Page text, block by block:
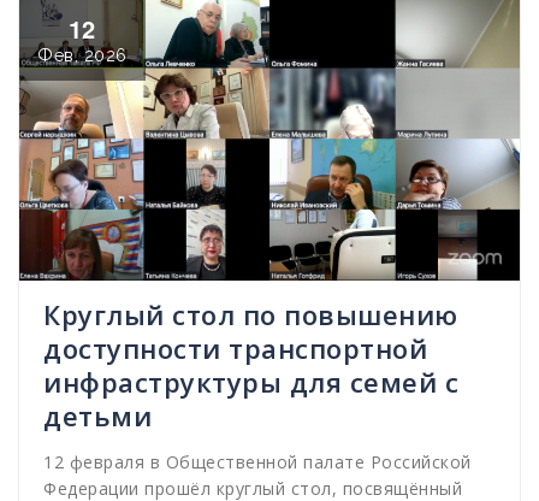
12
Фев, 2026
Круглый стол по повышению
доступности транспортной
инфраструктуры для семей с
детьми
12 февраля в Общественной палате Российской
Федерации прошёл круглый стол, посвящённый